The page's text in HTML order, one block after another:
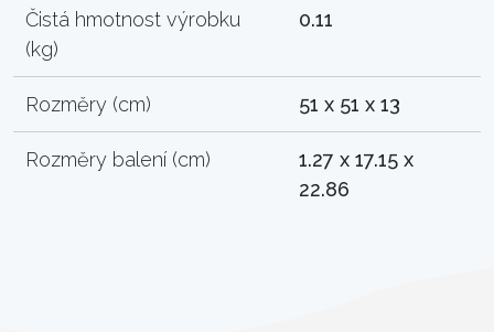
Čistá hmotnost výrobku
(kg)
0.11
Rozměry (cm) 51 x 51 x 13
Rozměry balení (cm)
1.27 x 17.15 x
22.86